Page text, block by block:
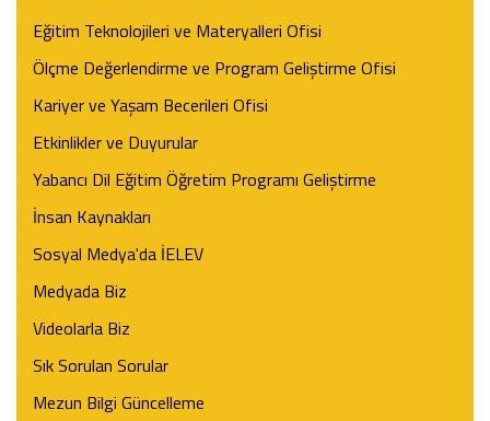
Eğitim Teknolojileri ve Materyalleri Ofisi
Ölçme Değerlendirme ve Program Geliştirme Ofisi
Kariyer ve Yaşam Becerileri Ofisi
Etkinlikler ve Duyurular
Yabancı Dil Eğitim Öğretim Programı Geliştirme
İnsan Kaynakları
Sosyal Medya'da İELEV
Medyada Biz
Videolarla Biz
Sık Sorulan Sorular
Mezun Bilgi Güncelleme